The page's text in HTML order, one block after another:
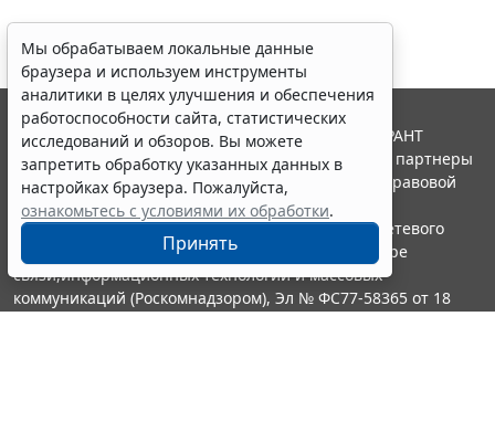
Мы обрабатываем локальные данные
браузера и используем инструменты
аналитики в целях улучшения и обеспечения
работоспособности сайта, статистических
исследований и обзоров. Вы можете
запретить обработку указанных данных в
настройках браузера. Пожалуйста,
ознакомьтесь с условиями их обработки.
Принять
© ООО "НПП "ГАРАНТ-СЕРВИС", 2026. Система ГАРАНТ
выпускается с 1990 года. Компания "Гарант" и ее партнеры
являются участниками Российской ассоциации правовой
информации ГАРАНТ.
Портал ГАРАНТ.РУ зарегистрирован в качестве сетевого
издания Федеральной службой по надзору в сфере
связи,информационных технологий и массовых
коммуникаций (Роскомнадзором), Эл № ФС77-58365 от 18